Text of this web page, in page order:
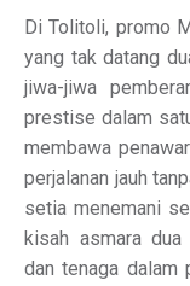
Di Tolitoli, promo
yang tak datang
jiwa-jiwa
prestise dalam
membawa
perjalanan jauh
setia menemani
kisah asmara
dan tenaga dalam